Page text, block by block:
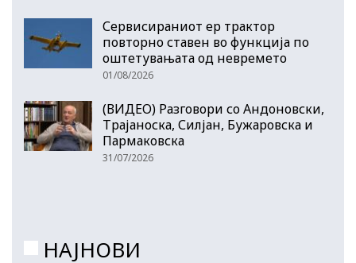
Сервисираниот ер трактор
повторно ставен во функција по
оштетувањата од невремето
01/08/2026
(ВИДЕО) Разговори со Андоновски,
Трајаноска, Силјан, Бужаровска и
Пармаковска
31/07/2026
НАЈНОВИ